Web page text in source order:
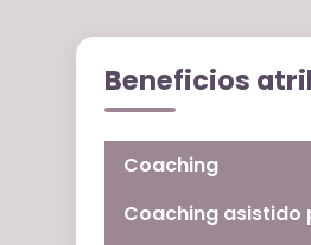
Beneficios
Coaching
Coaching asistido